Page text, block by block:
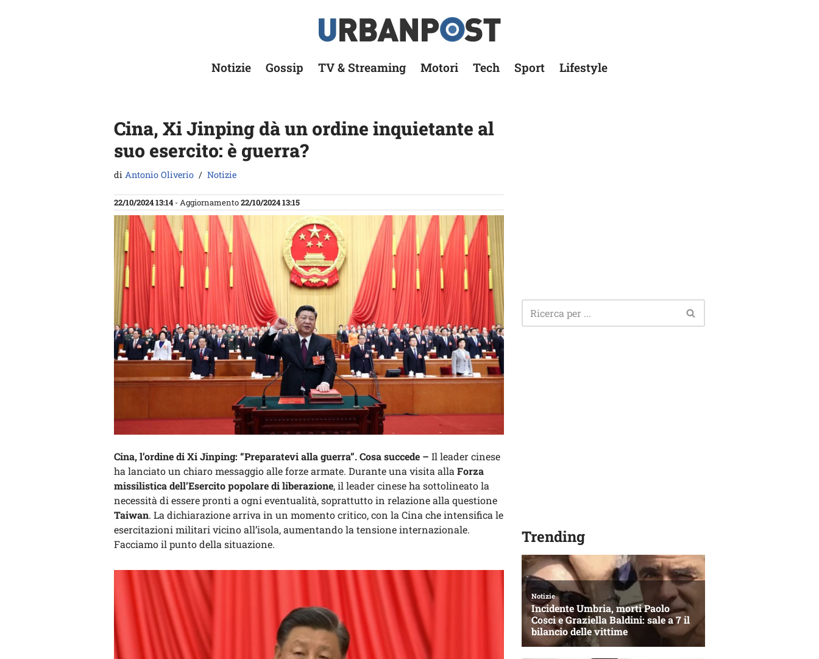
Notizie Gossip TV & Streaming Motori Tech Sport Lifestyle
Cina, Xi Jinping dà un ordine inquietante al
suo esercito: è guerra?
di Antonio Oliverio Notizie
22/10/2024 13:14 - Aggiornamento22/10/2024 13:15
Cina, l’ordine di Xi Jinping: “Preparatevi alla guerra”. Cosa succede – Il leader cinese
ha lanciato un chiaro messaggio alle forze armate. Durante una visita alla Forza
missilistica dell’Esercito popolare di liberazione, il leader cinese ha sottolineato la
necessità di essere pronti a ogni eventualità, soprattutto in relazione alla questione
Taiwan. La dichiarazione arriva in un momento critico, con la Cina che intensifica le
esercitazioni militari vicino all’isola, aumentando la tensione internazionale.
Facciamo il punto della situazione.
Trending